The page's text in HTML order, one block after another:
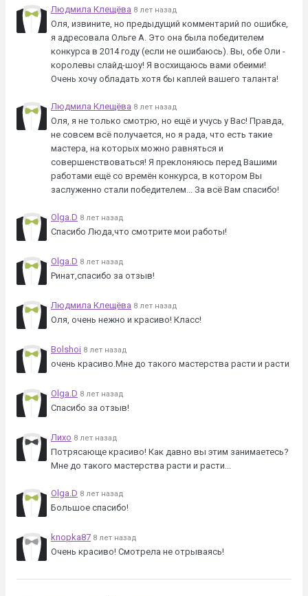
Людмила Клещёва 8 лет назад
Оля, извините, но предыдущий комментарий по ошибке,
я адресовала Ольге А. Это она была победителем
конкурса в 2014 году (если не ошибаюсь). Вы, обе Оли -
королевы слайд-шоу! Я восхищаюсь вами обеими!
Очень хочу обладать хотя бы каплей вашего таланта!
Людмила Клещёва 8 лет назад
Оля, я не только смотрю, но ещё и учусь у Вас! Правда,
не совсем всё получается, но я рада, что есть такие
мастера, на которых можно равняться и
совершенствоваться! Я преклоняюсь перед Вашими
работами ещё со времён конкурса, в котором Вы
заслуженно стали победителем... За всё Вам спасибо!
Olga.D 8 лет назад
Спасибо Люда,что смотрите мои работы!
Olga.D 8 лет назад
Ринат,спасибо за отзыв!
Людмила Клещёва 8 лет назад
Оля, очень нежно и красиво! Класс!
Bolshoi 8 лет назад
очень красиво.Мне до такого мастерства расти и расти
Olga.D 8 лет назад
Спасибо за отзыв!
Лихо 8 лет назад
Потрясающе красиво! Как давно вы этим занимаетесь?
Мне до такого мастерства расти и расти...
Olga.D 8 лет назад
Большое спасибо!
knopka87 8 лет назад
Очень красиво! Смотрела не отрываясь!